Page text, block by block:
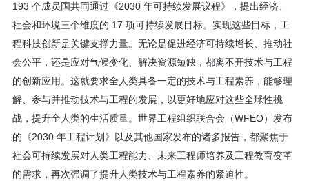
193 个成员国共同通过《2030 年可持续发展议程》，提出经济、
社会和环境三个维度的 17 项可持续发展目标。实现这些目标，工
程科技创新是关键支撑力量。无论是促进经济可持续增长、推动社
会公平，还是应对气候变化、解决资源短缺，都离不开技术与工程
的创新应用。这就要求全人类具备一定的技术与工程素养，能够理
解、参与并推动技术与工程的发展，以更好地应对这些全球性挑
战，提升全人类的生活质量。世界工程组织联合会（WFEO）发布
的《2030 年工程计划》以及其他国家发布的诸多报告，都聚焦于
社会可持续发展对人类工程能力、未来工程师培养及工程教育变革
的需求，再次强调了提升人类技术与工程素养的紧迫性。